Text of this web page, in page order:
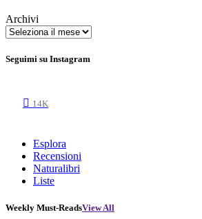
Archivi
Seguimi su Instagram
14K
Esplora
Recensioni
Naturalibri
Liste
Weekly Must-ReadsView All